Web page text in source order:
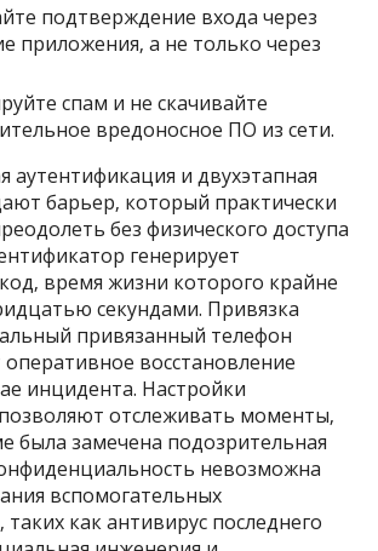
подтверждение входа через
приложения‚ а не только через
спам и не скачивайте
вредоносное ПО из сети.
аутентификация и двухэтапная
барьер‚ который практически
без физического доступа
генерирует
время жизни которого крайне
секундами. Привязка
привязанный телефон
восстановление
инцидента. Настройки
отслеживать моменты‚
была замечена подозрительная
невозможна
вспомогательных
таких как антивирус последнего